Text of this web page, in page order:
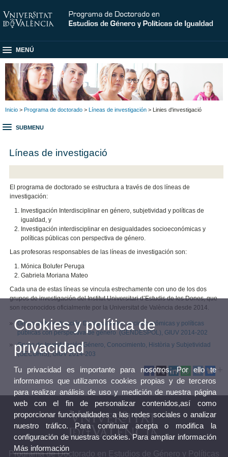
MENÚ
Inicio > Programa de doctorado > Líneas de investigación > Linies d'investigació
SUBMENU
Líneas de investigació
El programa de doctorado se estructura a través de dos líneas de
investigación:
Investigación Interdisciplinar en género, subjetividad y políticas de
igualdad, y
Investigación interdisciplinar en desigualdades socioeconómicas y
políticas públicas con perspectiva de género.
Las profesoras responsables de las líneas de investigación son:
Mónica Bolufer Peruga
Gabriela Moriana Mateo
Cada una de estas líneas se vincula estrechamente con uno de los dos
grupos de investigación del Institut Universitari d’Estudis de les Dones, que
son reconocidos oficialmente por la Universitat de València desde 2014.
Grupo de Investigación Desigualdades socioeconómicas y políticas
públicas con perspectiva de género (GENDESPOL), GIUV 2014-202
Grupo de Investigación Género, Conocimiento, Història y Subjetividad
(GECOHIS), GIUV 2014-203
Programa de Doctorado en Estudios de Género y Políticas
Cookies y política de
privacidad
Tu privacidad es importante para nosotros. Por ello te
informamos que utilizamos cookies propias y de terceros
para realizar análisis de uso y medición de nuestra página
web con el fin de personalizar contenidos,así como
proporcionar funcionalidades a las redes sociales o analizar
nuestro tráfico. Para continuar acepta o modifica la
configuración de nuestras cookies. Para ampliar información
Más información